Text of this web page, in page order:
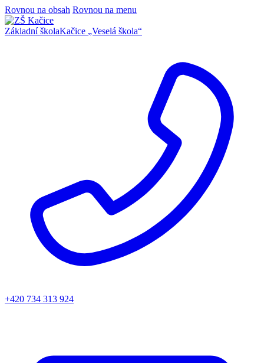
Rovnou na obsah Rovnou na menu
Základní školaKačice „Veselá škola“
+420 734 313 924